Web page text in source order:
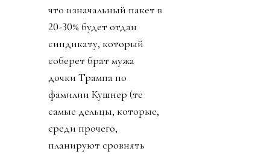
что изначальный пакет в
20-30% будет отдан
синдикату, который
соберет брат мужа
дочки Трампа по
фамилии Кушнер (те
самые дельцы, которые,
среди прочего,
планируют сровнять